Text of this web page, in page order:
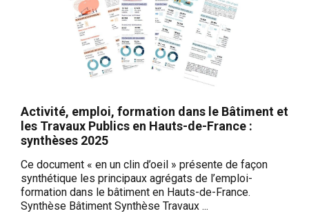
Activité, emploi, formation dans le Bâtiment et
les Travaux Publics en Hauts-de-France :
synthèses 2025
Ce document « en un clin d’oeil » présente de façon
synthétique les principaux agrégats de l’emploi-
formation dans le bâtiment en Hauts-de-France.
Synthèse Bâtiment Synthèse Travaux ...